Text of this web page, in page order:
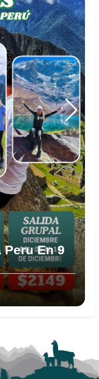
Peru En 9